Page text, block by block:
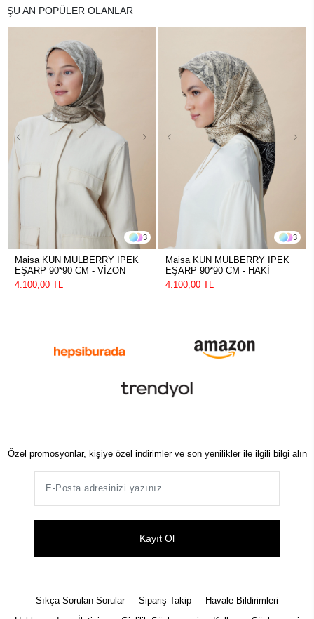
ŞU AN POPÜLER OLANLAR
3
Maisa KÜN MULBERRY İPEK
EŞARP 90*90 CM - VİZON
4.100,00 TL
3
Maisa KÜN MULBERRY İPEK
EŞARP 90*90 CM - HAKİ
4.100,00 TL
Özel promosyonlar, kişiye özel indirimler ve son yenilikler ile ilgili bilgi alın
Kayıt Ol
Sıkça Sorulan Sorular Sipariş Takip
Havale Bildirimleri